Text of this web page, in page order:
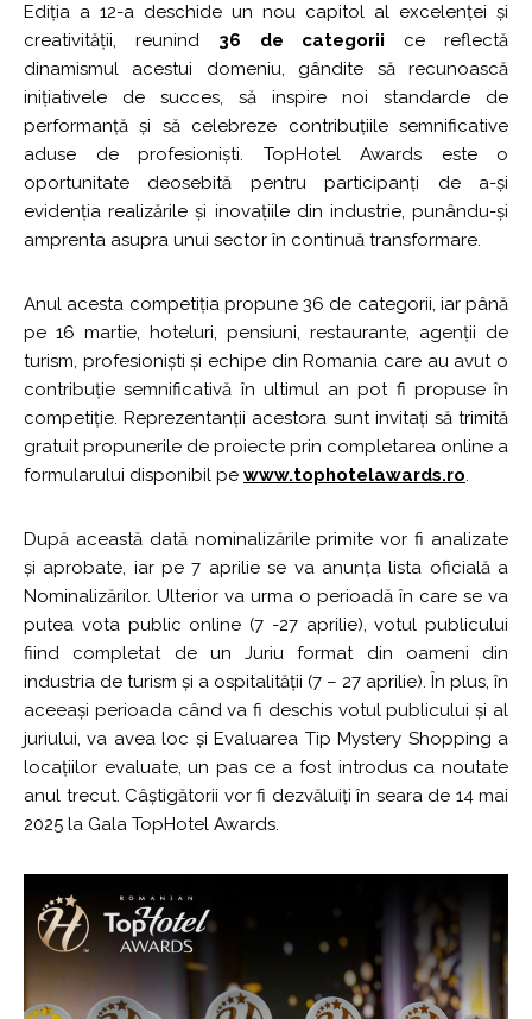
Ediția a 12-a deschide un nou capitol al excelenței și
creativității, reunind 36 de categorii ce reflectă
dinamismul acestui domeniu, gândite să recunoască
inițiativele de succes, să inspire noi standarde de
performanță și să celebreze contribuțiile semnificative
aduse de profesioniști. TopHotel Awards este o
oportunitate deosebită pentru participanți de a-și
evidenția realizările și inovațiile din industrie, punându-și
amprenta asupra unui sector în continuă transformare.
Anul acesta competiția propune 36 de categorii, iar până
pe 16 martie, hoteluri, pensiuni, restaurante, agenții de
turism, profesioniști și echipe din Romania care au avut o
contribuție semnificativă în ultimul an pot fi propuse în
competiție. Reprezentanții acestora sunt invitați să trimită
gratuit propunerile de proiecte prin completarea online a
formularului disponibil pe www.tophotelawards.ro.
După această dată nominalizările primite vor fi analizate
și aprobate, iar pe 7 aprilie se va anunța lista oficială a
Nominalizărilor. Ulterior va urma o perioadă în care se va
putea vota public online (7 -27 aprilie), votul publicului
fiind completat de un Juriu format din oameni din
industria de turism și a ospitalității (7 – 27 aprilie). În plus, în
aceeași perioada când va fi deschis votul publicului și al
juriului, va avea loc și Evaluarea Tip Mystery Shopping a
locațiilor evaluate, un pas ce a fost introdus ca noutate
anul trecut. Câștigătorii vor fi dezvăluiți în seara de 14 mai
2025 la Gala TopHotel Awards.